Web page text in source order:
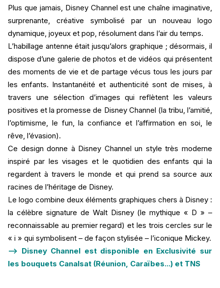
Plus que jamais, Disney Channel est une chaîne imaginative,
surprenante, créative symbolisé par un nouveau logo
dynamique, joyeux et pop, résolument dans l’air du temps.
L’habillage antenne était jusqu’alors graphique ; désormais, il
dispose d’une galerie de photos et de vidéos qui présentent
des moments de vie et de partage vécus tous les jours par
les enfants. Instantanéité et authenticité sont de mises, à
travers une sélection d’images qui reflètent les valeurs
positives et la promesse de Disney Channel (la tribu, l’amitié,
l’optimisme, le fun, la confiance et l’affirmation en soi, le
rêve, l’évasion).
Ce design donne à Disney Channel un style très moderne
inspiré par les visages et le quotidien des enfants qui la
regardent à travers le monde et qui prend sa source aux
racines de l’héritage de Disney.
Le logo combine deux éléments graphiques chers à Disney :
la célèbre signature de Walt Disney (le mythique « D » –
reconnaissable au premier regard) et les trois cercles sur le
« i » qui symbolisent – de façon stylisée – l’iconique Mickey.
--> Disney Channel est disponible en Exclusivité sur
les bouquets Canalsat (Réunion, Caraïbes...) et TNS